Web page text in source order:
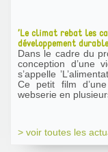
’Le climat rebat les
développement durable
Dans le cadre du
conception d’une
s’appelle
Ce petit film
webserie en
> voir toutes les